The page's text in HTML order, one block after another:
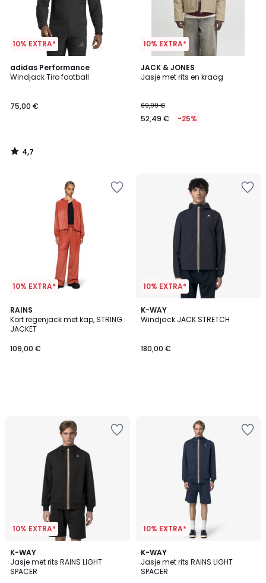
10% EXTRA*
adidas Performance
Windjack Tiro football
75,00 €
4,7
/ 5
4,7
/
10% EXTRA*
JACK & JONES
Jasje met rits en kraag
69,99 €
52,49 € -25%
10% EXTRA*
RAINS
Kort regenjack met kap, STRING
JACKET
109,00 €
10% EXTRA*
K-WAY
Windjack JACK STRETCH
180,00 €
10% EXTRA*
K-WAY
Jasje met rits RAINS LIGHT
SPACER
10% EXTRA*
K-WAY
Jasje met rits RAINS LIGHT
SPACER